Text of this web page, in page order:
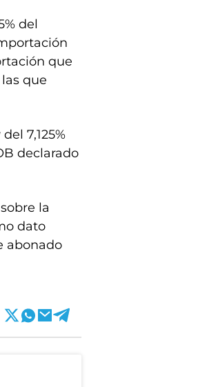
del
que
que
7,125%
declarado
la
dato
abonado